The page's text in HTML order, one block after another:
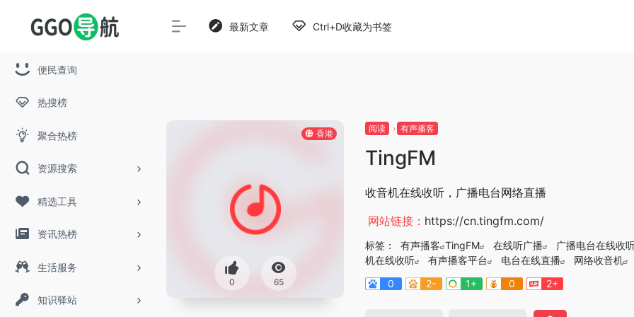
便民查询
热搜榜
聚合热榜
资源搜索
精选工具
资讯热榜
生活服务
知识驿站
最新文章 Ctrl+D收藏为书签
香港
0 65
阅读 有声播客
TingFM
收音机在线收听，广播电台网络直播
网站链接： https://cn.tingfm.com/
标签： 有声播客 TingFM 在线听广播
广播电台在线收
机在线收听
有声播客平台 电台在线直播
网络收音机
0
2- 1+ 0 2+